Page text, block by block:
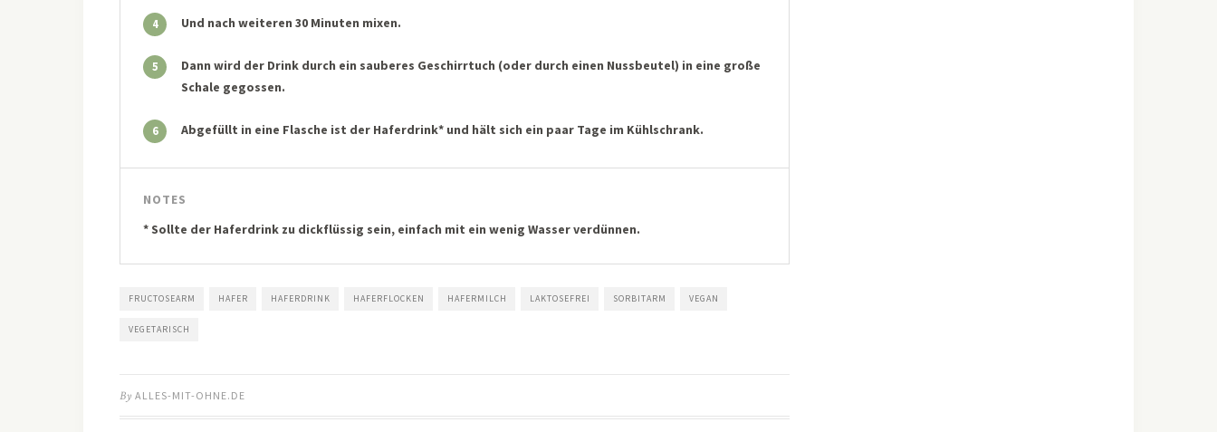
4 Und nach weiteren 30 Minuten mixen.
5
Dann wird der Drink durch ein sauberes Geschirrtuch (oder durch einen Nussbeutel) in eine große
Schale gegossen.
6 Abgefüllt in eine Flasche ist der Haferdrink* und hält sich ein paar Tage im Kühlschrank.
NOTES
* Sollte der Haferdrink zu dickflüssig sein, einfach mit ein wenig Wasser verdünnen.
FRUCTOSEARM HAFER HAFERDRINK HAFERFLOCKEN HAFERMILCH LAKTOSEFREI SORBITARM VEGAN
VEGETARISCH
By ALLES-MIT-OHNE.DE